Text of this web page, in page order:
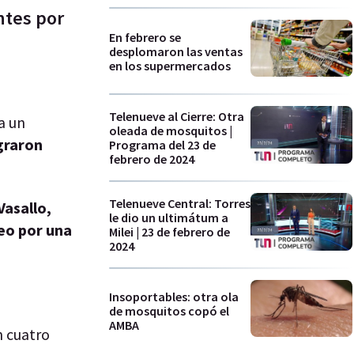
por
un
por una
cuatro
En febrero se
desplomaron las ventas
en los supermercados
Telenueve al Cierre: Otra
oleada de mosquitos |
Programa del 23 de
febrero de 2024
Telenueve Central: Torres
le dio un ultimátum a
Milei | 23 de febrero de
2024
Insoportables: otra ola
de mosquitos copó el
AMBA